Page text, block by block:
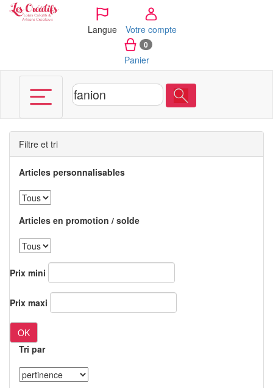
Langue Votre compte
0
Panier
Filtre et tri
Articles personnalisables
Articles en promotion / solde
Prix mini
Prix maxi
OK
Tri par
Panneau de gestion des cookies